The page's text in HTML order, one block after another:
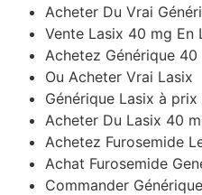
Acheter Du Vrai
Vente Lasix 40 mg En
Achetez Générique
Ou Acheter Vrai Lasix
Générique Lasix à
Acheter Du Lasix 40
Achetez Furosemide
Achat Furosemide
Commander